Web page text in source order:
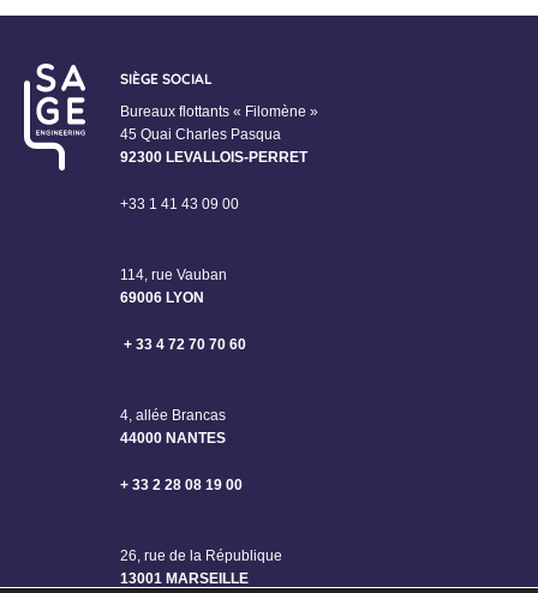
SIÈGE SOCIAL
Bureaux flottants « Filomène »
45 Quai Charles Pasqua
92300 LEVALLOIS-PERRET
+33 1 41 43 09 00
114, rue Vauban
69006 LYON
+ 33 4 72 70 70 60
4, allée Brancas
44000 NANTES
+ 33 2 28 08 19 00
26, rue de la République
13001 MARSEILLE